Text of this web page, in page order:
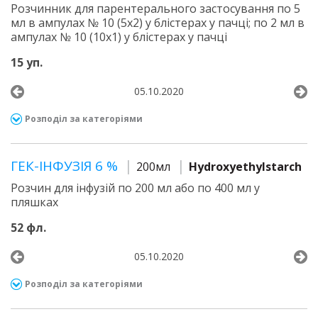
Розчинник для парентерального застосування по 5
мл в ампулах № 10 (5х2) у блістерах у пачці; по 2 мл в
ампулах № 10 (10х1) у блістерах у пачці
15 уп.
05.10.2020
Розподіл за категоріями
ГЕК-ІНФУЗІЯ 6 % 200мл
Hydroxyethylstarch
Розчин для інфузій по 200 мл або по 400 мл у
пляшках
52 фл.
05.10.2020
Розподіл за категоріями